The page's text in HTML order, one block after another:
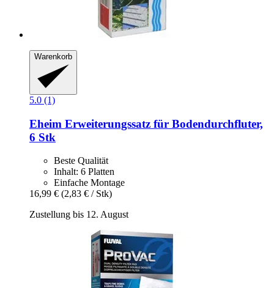
Warenkorb
5.0 (1)
Eheim Erweiterungssatz für Bodendurchfluter,
6 Stk
Beste Qualität
Inhalt: 6 Platten
Einfache Montage
16,99 € (2,83 € / Stk)
Zustellung bis 12. August